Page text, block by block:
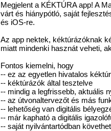
Megjelent a KÉKTÚRA app! A
várt és hiánypótló, saját
és iOS-re.
Az app nektek, kéktúrázóknak
miatt mindenki hasznát veheti,
Fontos kiemelni, hogy
-- ez az egyetlen hivatalos
-- kéktúrázók által tesztelve
-- mindig a legfrissebb, aktuális
-- az útvonaltervezőt és más
-- lehetőség van digitális
-- már kapható a digitális
-- saját nyilvántartódban